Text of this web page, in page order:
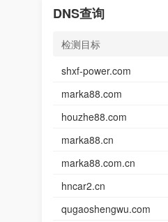
DNS查询
检测目标
shxf-power.com
marka88.com
houzhe88.com
marka88.cn
marka88.com.cn
hncar2.cn
qugaoshengwu.com